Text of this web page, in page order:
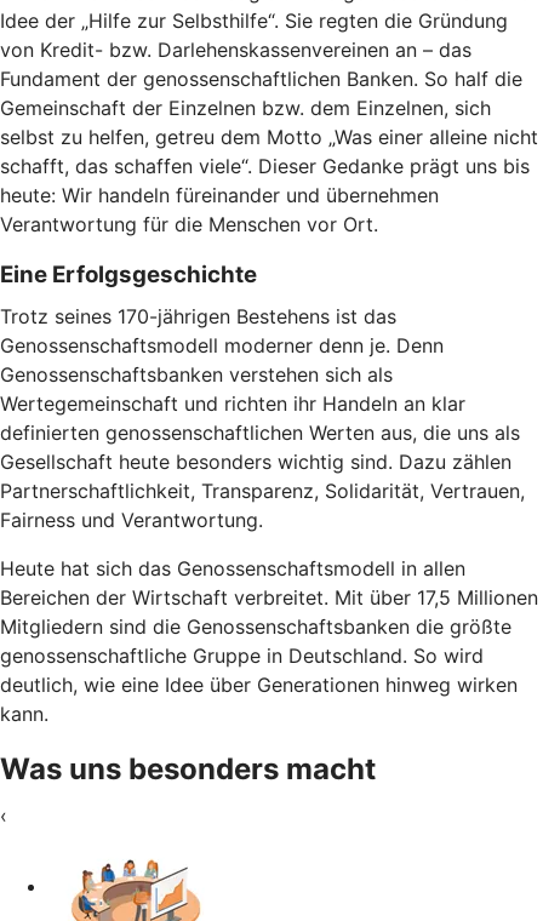
Idee der „Hilfe zur Selbsthilfe“. Sie regten die Gründung
von Kredit- bzw. Darlehenskassenvereinen an – das
Fundament der genossenschaftlichen Banken. So half die
Gemeinschaft der Einzelnen bzw. dem Einzelnen, sich
selbst zu helfen, getreu dem Motto „Was einer alleine nicht
schafft, das schaffen viele“. Dieser Gedanke prägt uns bis
heute: Wir handeln füreinander und übernehmen
Verantwortung für die Menschen vor Ort.
Eine Erfolgsgeschichte
Trotz seines 170-jährigen Bestehens ist das
Genossenschaftsmodell moderner denn je. Denn
Genossenschaftsbanken verstehen sich als
Wertegemeinschaft und richten ihr Handeln an klar
definierten genossenschaftlichen Werten aus, die uns als
Gesellschaft heute besonders wichtig sind. Dazu zählen
Partnerschaftlichkeit, Transparenz, Solidarität, Vertrauen,
Fairness und Verantwortung.
Heute hat sich das Genossenschaftsmodell in allen
Bereichen der Wirtschaft verbreitet. Mit über 17,5 Millionen
Mitgliedern sind die Genossenschaftsbanken die größte
genossenschaftliche Gruppe in Deutschland. So wird
deutlich, wie eine Idee über Generationen hinweg wirken
kann.
Was uns besonders macht
‹